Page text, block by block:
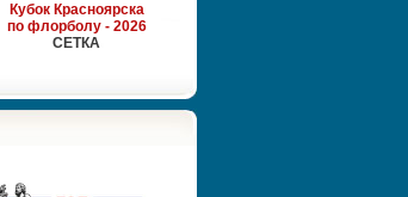
Кубок Красноярска
по флорболу - 2026
СЕТКА